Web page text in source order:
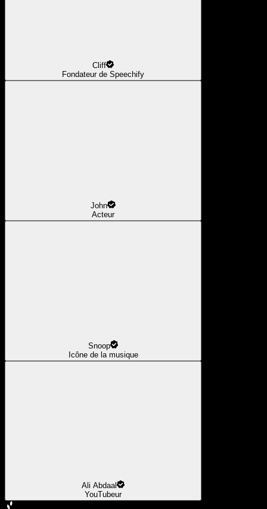
Cliff
Fondateur de Speechify
John
Acteur
Snoop
Icône de la musique
Ali Abdaal
YouTubeur